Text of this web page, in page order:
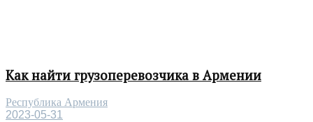
Как найти грузоперевозчика в Армении
Республика Армения
2023-05-31